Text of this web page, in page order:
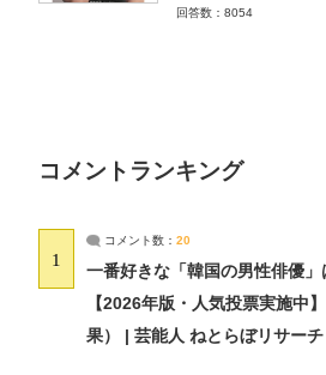
回答数：8054
コメントランキング
1
コメント数： 20
一番好きな「韓国の男性俳優」
【2026年版・人気投票実施中
果） | 芸能人 ねとらぼリサーチ